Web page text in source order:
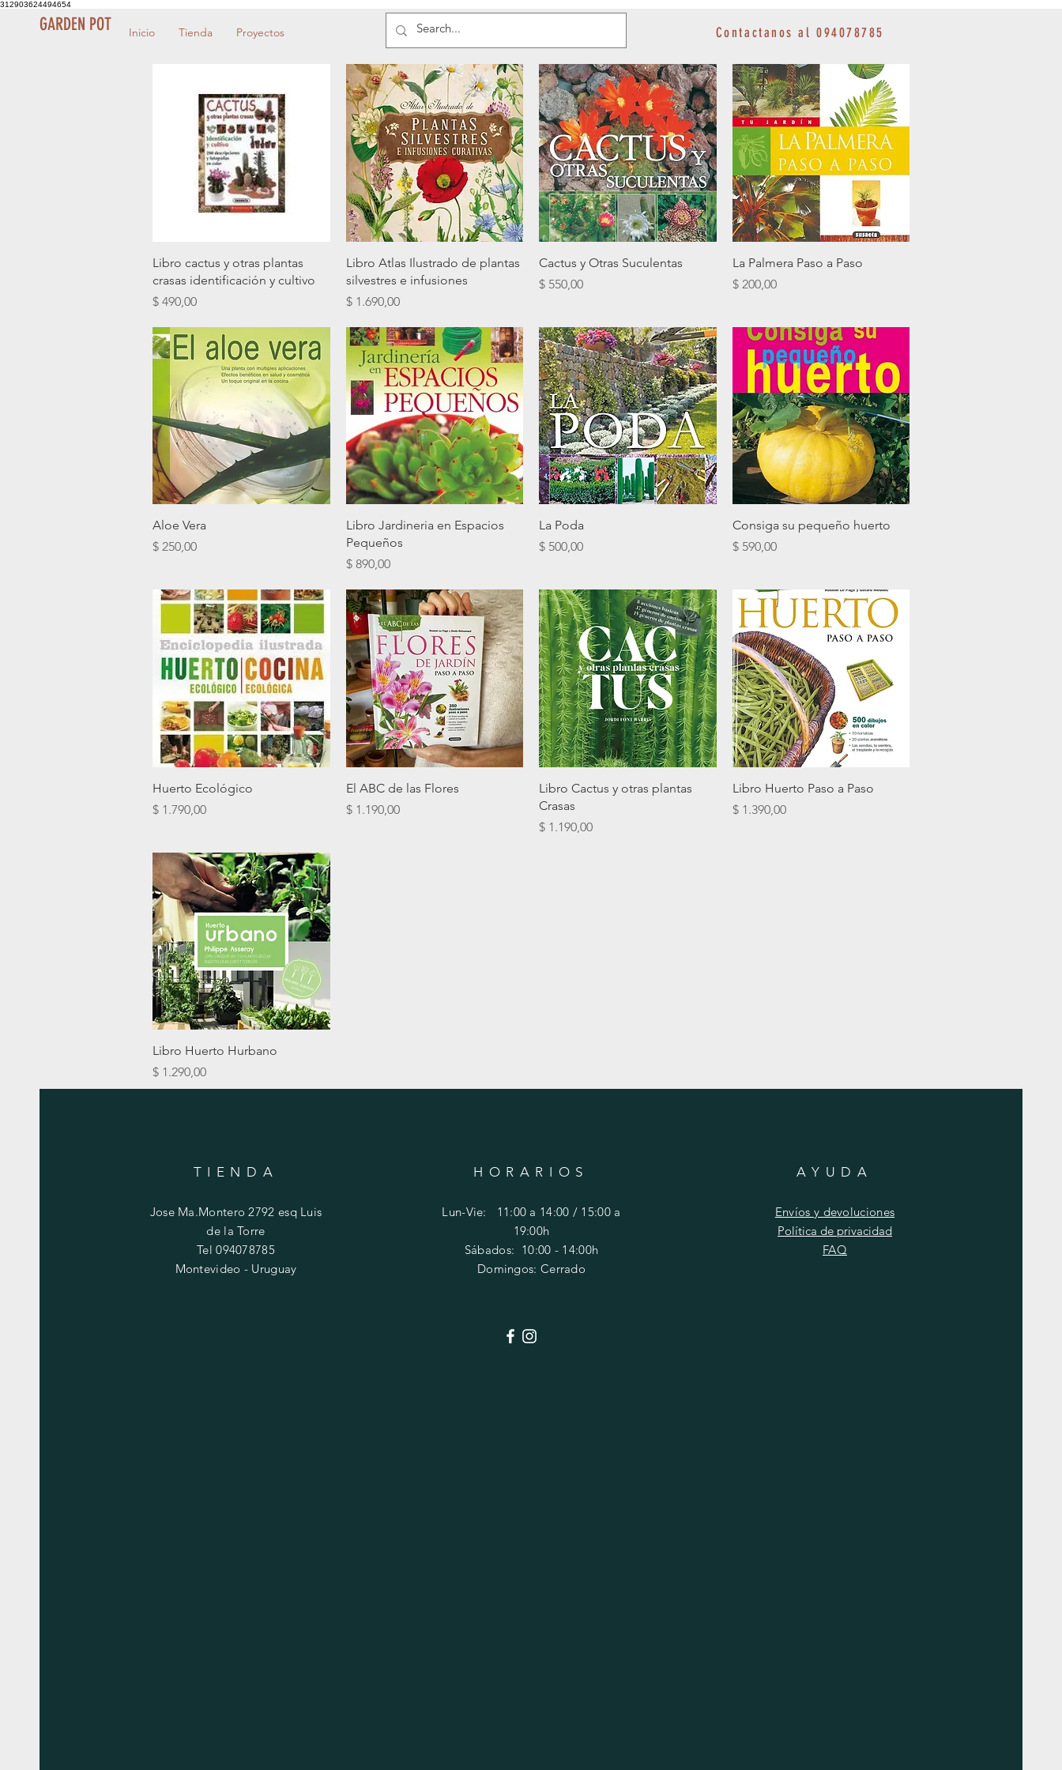
312903624494654
GARDEN POT Inicio Tienda Proyectos Contactanos al 094078785
Vista rápida
Libro cactus y otras plantas
crasas identificación y cultivo
Precio
$ 490,00
Vista rápida
Libro Atlas Ilustrado de plantas
silvestres e infusiones
Precio
$ 1.690,00
Vista rápida
Cactus y Otras Suculentas
Precio
$ 550,00
Vista rápida
La Palmera Paso a Paso
Precio
$ 200,00
Aloe Vera
Precio
$ 250,00
Vista rápida
Libro Jardineria en Espacios
Pequeños
Precio
$ 890,00
La Poda
Precio
$ 500,00
Vista rápida
Consiga su pequeño huerto
Precio
$ 590,00
Vista rápida
Huerto Ecológico
Precio
$ 1.790,00
Vista rápida
El ABC de las Flores
Precio
$ 1.190,00
Vista rápida
Libro Cactus y otras plantas
Crasas
Precio
$ 1.190,00
Vista rápida
Libro Huerto Paso a Paso
Precio
$ 1.390,00
Vista rápida
Libro Huerto Hurbano
Precio
$ 1.290,00
TIENDA
Jose Ma.Montero 2792 esq Luis
de la Torre
Tel 094078785
Montevideo - Uruguay
HORARIOS
Lun-Vie: 11:00 a 14:00 / 15:00 a
19:00h
​​Sábados: 10:00 - 14:00h
Domingos: Cerrado
AYUDA
Envíos y devoluciones
Política de privacidad
FAQ